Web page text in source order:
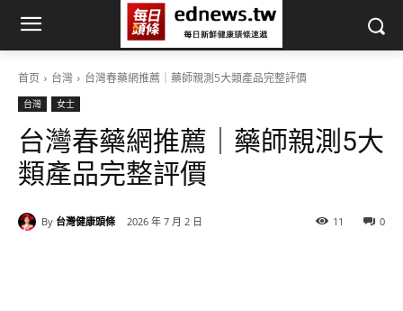
首页 台灣 台灣春藥網推薦｜藥師親測5大類產品完整評價
台灣 女士
台灣春藥網推薦｜藥師親測5大
類產品完整評價
By 台灣健康頭條 2026 年 7 月 2 日 0
11